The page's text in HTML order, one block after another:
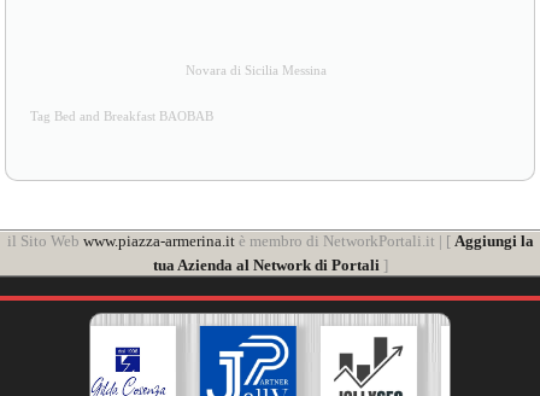
Novara di Sicilia Messina
Tag Bed and Breakfast BAOBAB
il Sito Web www.piazza-armerina.itè membro di NetworkPortali.it | [ Aggiungi la
tua Azienda al Network di Portali ]